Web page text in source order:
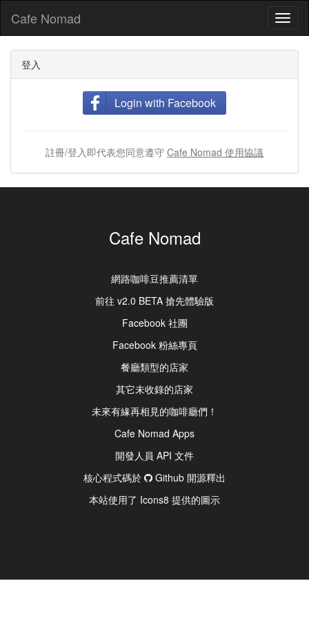
Cafe Nomad
登入
Login with Facebook
註冊/登入即代表您同意遵守 Cafe Nomad 使用協議
Cafe Nomad
網路咖啡豆推薦清單
前往 v2.0 BETA 搶先體驗版
Facebook 社團
Facebook 粉絲專頁
餐廳類型的店家
其它未收錄的店家
未來有緣再相見的咖啡廳們！
Cafe Nomad Apps
開發人員 API 文件
核心程式碼於
Github 開源釋出
本站使用了 Icons8 提供的圖示